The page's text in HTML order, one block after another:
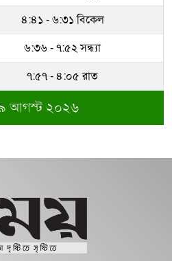
উঠতে থাকলেই পেছনে ঠেলে
চক্রান্ত হয়...
পাহাড় গড়েছেন নকল নবিশ
রহমান
বরখাস্ত রাজউকের শফিউল্লাহ
সব মোবাইল গ্রাহকরা পাবেন
ফ্রি ইন্টারনেট
বাংলা বালিকা মহাবিদ্যালয়ে ‘নিয়ম
৪:৪১ - ৬:৩১ বিকেল
৬:৩৬ - ৭:৫২ সন্ধ্যা
৭:৫৭ - ৪:০৫ রাত
৯ আগস্ট ২০২৬